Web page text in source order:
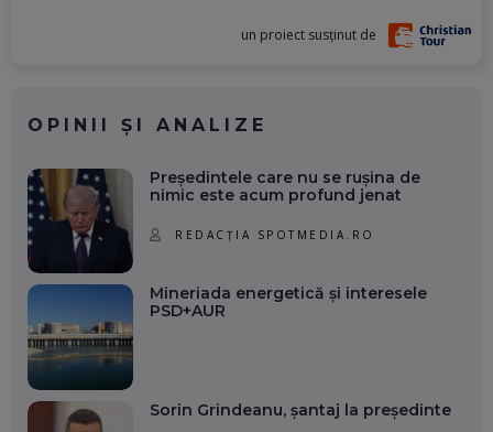
un proiect susținut de
OPINII ȘI ANALIZE
Președintele care nu se rușina de
nimic este acum profund jenat
REDACȚIA SPOTMEDIA.RO
Mineriada energetică și interesele
PSD+AUR
Sorin Grindeanu, șantaj la președinte